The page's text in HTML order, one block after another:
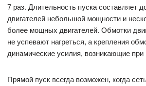
7 раз. Длительность пуска составляет
двигателей небольшой мощности и
более мощных двигателей. Обмотки
не успевают нагреться, а крепления
динамические усилия, возникающие при
Прямой пуск всегда возможен, когда